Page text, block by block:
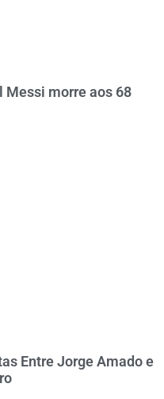
Messi morre aos 68
Entre Jorge Amado e